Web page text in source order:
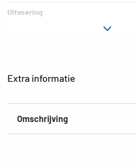
Extra informatie
Omschrijving
Uitvoering